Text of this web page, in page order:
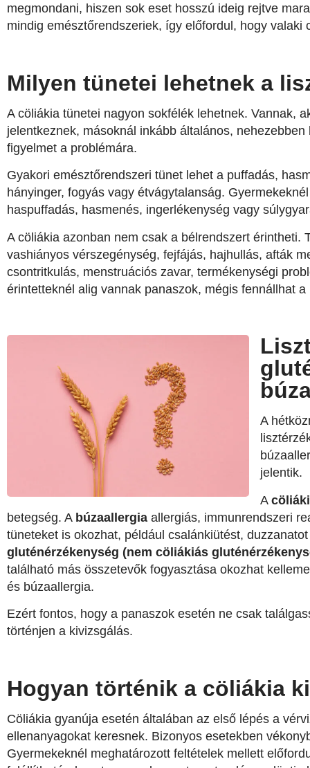
megmondani, hiszen sok eset hosszú ideig rejtve
mindig emésztőrendszeriek, így előfordul, hogy valaki
Milyen tünetei lehetnek a
A cöliákia tünetei nagyon sokfélék lehetnek. Vannak,
jelentkeznek, másoknál inkább általános,
figyelmet a problémára.
Gyakori emésztőrendszeri tünet lehet a puffadás,
hányinger, fogyás vagy étvágytalanság.
haspuffadás, hasmenés, ingerlékenység vagy
A cöliákia azonban nem csak a bélrendszert érintheti.
vashiányos vérszegénység, fejfájás, hajhullás, afták
csontritkulás, menstruációs zavar, termékenységi
érintetteknél alig vannak panaszok, mégis fennállhat a
A
jelentik.
A
betegség. A búzaallergia allergiás, immunrendszeri
tüneteket is okozhat, például csalánkiütést,
gluténérzékenység (nem cöliákiás
található más összetevők fogyasztása okozhat
és búzaallergia.
Ezért fontos, hogy a panaszok esetén ne csak
történjen a kivizsgálás.
Hogyan történik a cöliákia
Cöliákia gyanúja esetén általában az első lépés a
ellenanyagokat keresnek. Bizonyos esetekben
Gyermekeknél meghatározott feltételek mellett